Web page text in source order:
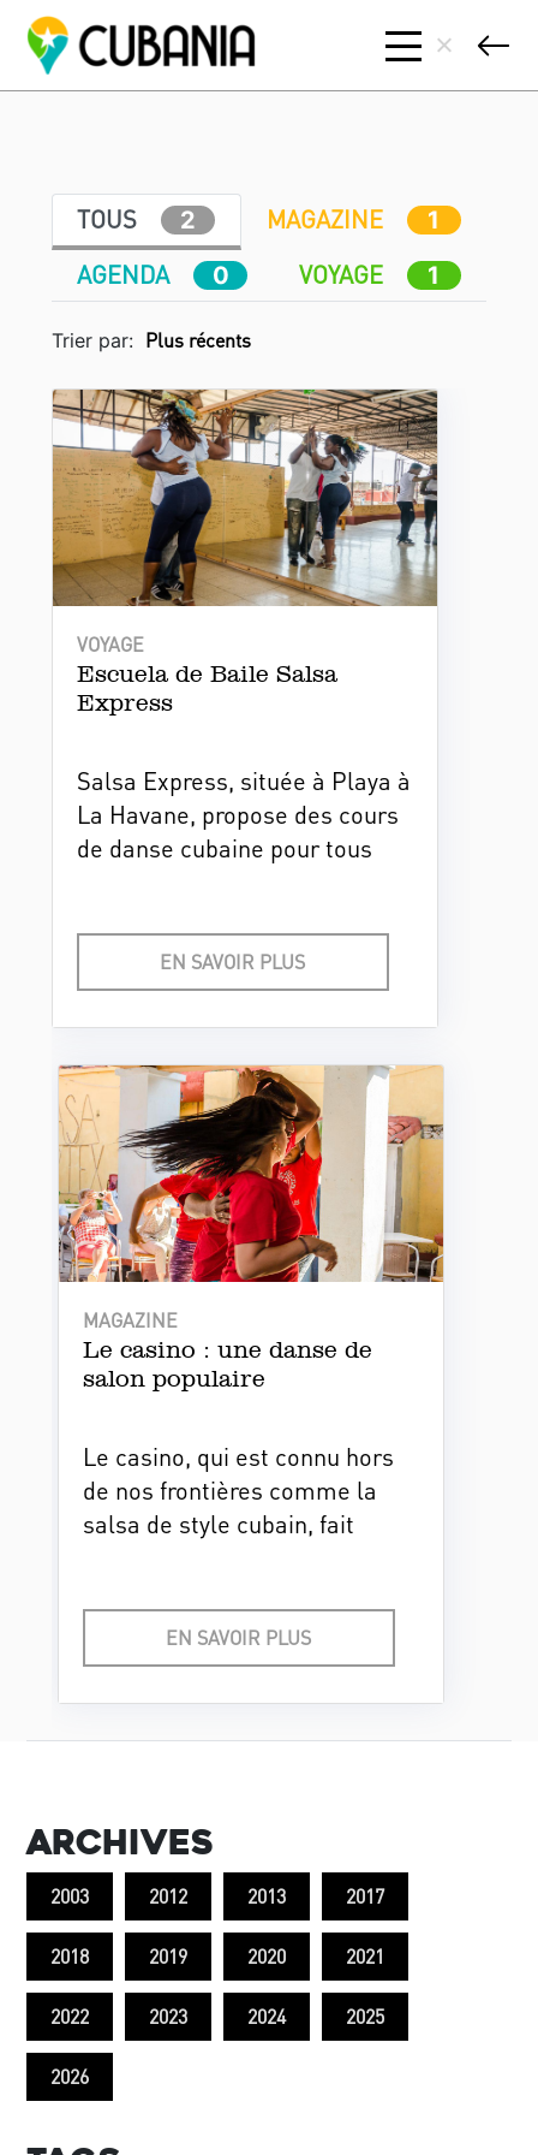
TOUS 2 MAGAZINE 1
AGENDA 0 VOYAGE 1
Trier par:
VOYAGE
Escuela de Baile Salsa
Express
Salsa Express, située à Playa à
La Havane, propose des cours
de danse cubaine pour tous
ambiance détendue pour
apprendre la salsa, la rumba,
intérieur et extérieur.
EN SAVOIR PLUS
MAGAZINE
Le casino : une danse de
salon populaire
Le casino, qui est connu hors
de nos frontières comme la
salsa de style cubain, fait
lors du boom de musique
cubaine au niveau
EN SAVOIR PLUS
Archives
2003 2012 2013 2017
2018 2019 2020 2021
2022 2023 2024 2025
2026